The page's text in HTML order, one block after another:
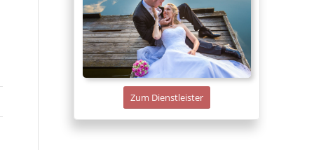
Zum Dienstleister